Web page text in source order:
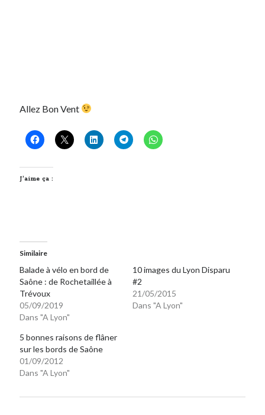
Allez Bon Vent
J’aime ça :
Similaire
Balade à vélo en bord de
Saône : de Rochetaillée à
Trévoux
05/09/2019
Dans "A Lyon"
10 images du Lyon Disparu
#2
21/05/2015
Dans "A Lyon"
5 bonnes raisons de flâner
sur les bords de Saône
01/09/2012
Dans "A Lyon"